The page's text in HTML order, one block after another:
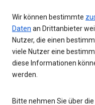
Wir können bestimmte
Daten an Drittanbieter
Nutzer, die einen
viele Nutzer eine
diese Informationen
werden.
Bitte nehmen Sie über